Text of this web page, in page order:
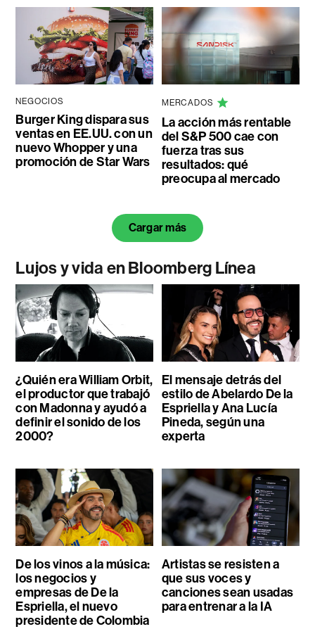
NEGOCIOS
Burger King dispara sus
ventas en EE.UU. con un
nuevo Whopper y una
promoción de Star Wars
MERCADOS
La acción más rentable
del S&P 500 cae con
fuerza tras sus
resultados: qué
preocupa al mercado
Cargar más
Lujos y vida en Bloomberg Línea
¿Quién era William Orbit,
el productor que trabajó
con Madonna y ayudó a
definir el sonido de los
2000?
El mensaje detrás del
estilo de Abelardo De la
Espriella y Ana Lucía
Pineda, según una
experta
De los vinos a la música:
los negocios y
empresas de De la
Espriella, el nuevo
presidente de Colombia
Artistas se resisten a
que sus voces y
canciones sean usadas
para entrenar a la IA